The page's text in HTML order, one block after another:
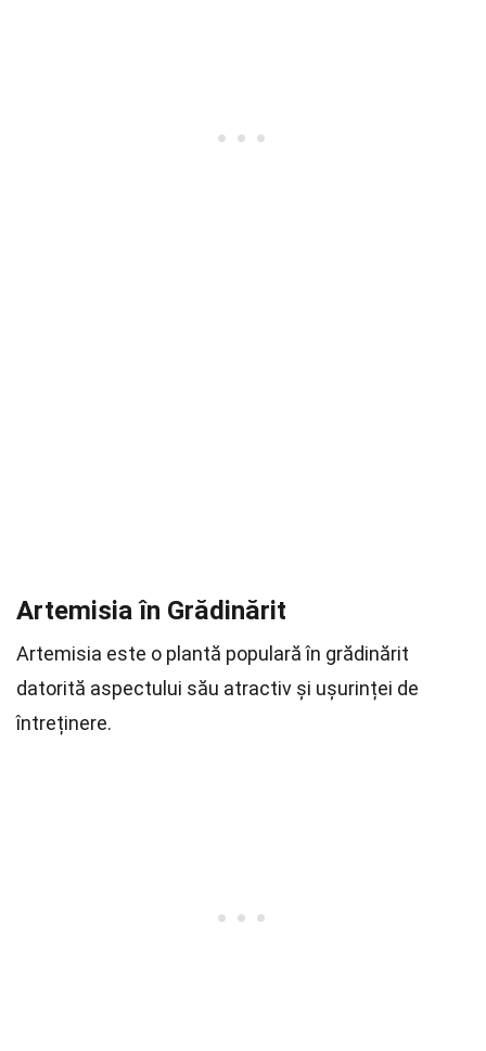
Artemisia în Grădinărit
Artemisia este o plantă populară în grădinărit
datorită aspectului său atractiv și ușurinței de
întreținere.